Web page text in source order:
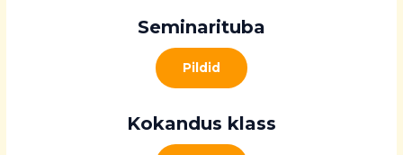
Seminarituba
Pildid
Kokandus klass